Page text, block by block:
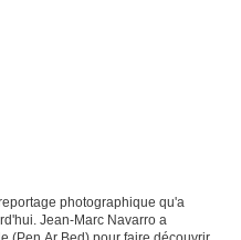
photographique qu'a
Jean-Marc Navarro a